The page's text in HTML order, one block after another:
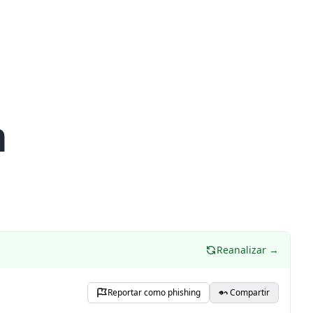
Reanalizar →
Reportar como phishing Compartir